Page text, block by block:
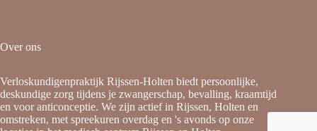
Over ons
Verloskundigenpraktijk Rijssen-Holten biedt persoonlijke,
deskundige zorg tijdens je zwangerschap, bevalling, kraamtijd
en voor anticonceptie. We zijn actief in Rijssen, Holten en
omstreken, met spreekuren overdag en 's avonds op onze